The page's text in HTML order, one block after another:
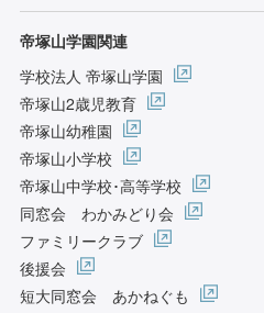
帝塚山学園関連
学校法人 帝塚山学園
帝塚山2歳児教育
帝塚山幼稚園
帝塚山小学校
帝塚山中学校･高等学校
同窓会 わかみどり会
ファミリークラブ
後援会
短大同窓会 あかねぐも